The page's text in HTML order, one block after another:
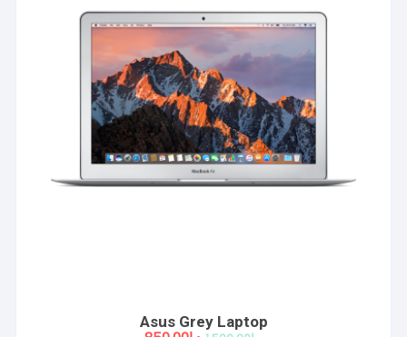
Asus Grey Laptop